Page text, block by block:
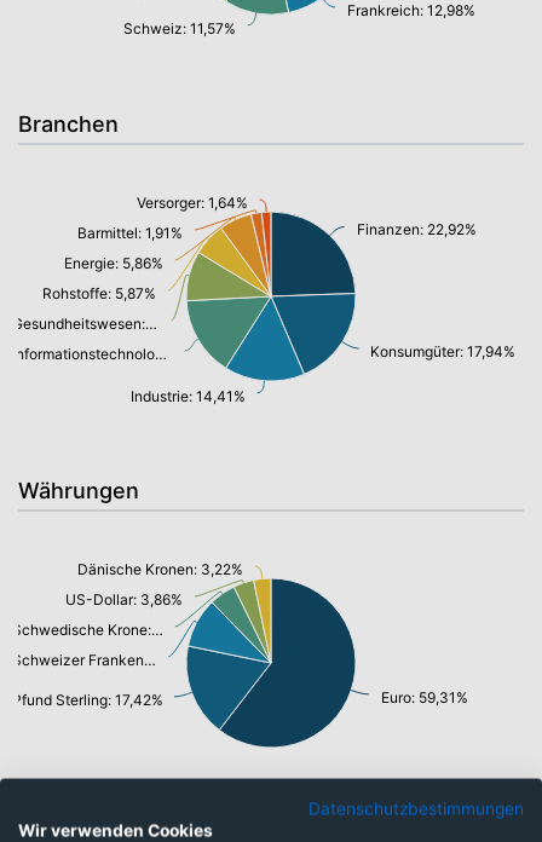
Frankreich: 12,98%
Schweiz: 11,57%
Branchen
Finanzen: 22,92%
Konsumgüter: 17,94%
Industrie: 14,41%
Informationstechnologie/ Telekommunikation: 14,26%
Gesundheitswesen: 8,93%
Rohstoffe: 5,87%
Energie: 5,86%
Barmittel: 1,91%
Versorger: 1,64%
Währungen
Euro: 59,31%
Pfund Sterling: 17,42%
Schweizer Franken: 9,33%
Schwedische Krone: 4,96%
US-Dollar: 3,86%
Dänische Kronen: 3,22%
Datenschutzbestimmungen
Wir verwenden Cookies